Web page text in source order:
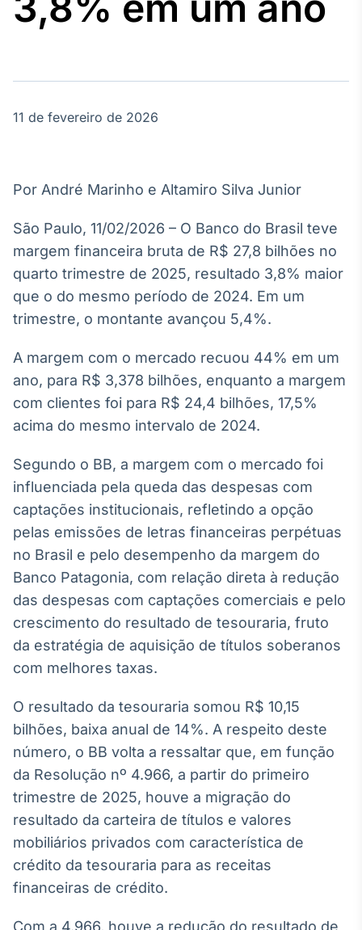
Agro
tempo real
Broadcast
Energia
O setor de
energia elétrica
no Brasil
Broadcast
White Label
Plataforma para
conteúdos
personalizados
e Conteúdos
Broadcast
OTC
Plataforma para
ativos
Broadcast
Datafeed
APIs para
Broadcast
Ticker
Cotações e
headlines de
notícias
Widgets
funcionalidades
11 de fevereiro de 2026
Por André Marinho e Altamiro Silva Junior
São Paulo, 11/02/2026 – O Banco do Brasil teve
margem financeira bruta de R$ 27,8 bilhões no
quarto trimestre de 2025, resultado 3,8% maior
que o do mesmo período de 2024. Em um
trimestre, o montante avançou 5,4%.
A margem com o mercado recuou 44% em um
ano, para R$ 3,378 bilhões, enquanto a margem
com clientes foi para R$ 24,4 bilhões, 17,5%
acima do mesmo intervalo de 2024.
Segundo o BB, a margem com o mercado foi
influenciada pela queda das despesas com
captações institucionais, refletindo a opção
pelas emissões de letras financeiras perpétuas
no Brasil e pelo desempenho da margem do
Banco Patagonia, com relação direta à redução
das despesas com captações comerciais e pelo
crescimento do resultado de tesouraria, fruto
da estratégia de aquisição de títulos soberanos
com melhores taxas.
O resultado da tesouraria somou R$ 10,15
bilhões, baixa anual de 14%. A respeito deste
número, o BB volta a ressaltar que, em função
da Resolução nº 4.966, a partir do primeiro
trimestre de 2025, houve a migração do
resultado da carteira de títulos e valores
mobiliários privados com característica de
crédito da tesouraria para as receitas
financeiras de crédito.
Com a 4.966, houve a redução do resultado de